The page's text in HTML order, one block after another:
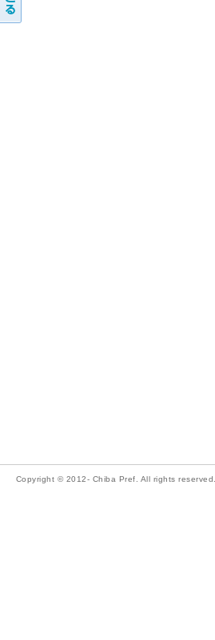
Copyright © 2012- Chiba Pref. All rights reserved.